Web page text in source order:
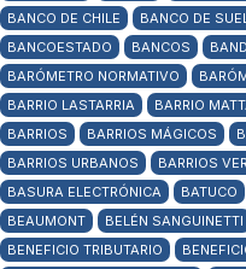
BANCO DE CHILE
BANCO DE
BANCOESTADO
BANCOS
BARÓMETRO NORMATIVO
BARRIO LASTARRIA
BARRIO
BARRIOS
BARRIOS MÁGICOS
BARRIOS URBANOS
BARRIOS
BASURA ELECTRÓNICA
BATUCO
BEAUMONT
BELÉN SANGUINETTI
BENEFICIO TRIBUTARIO